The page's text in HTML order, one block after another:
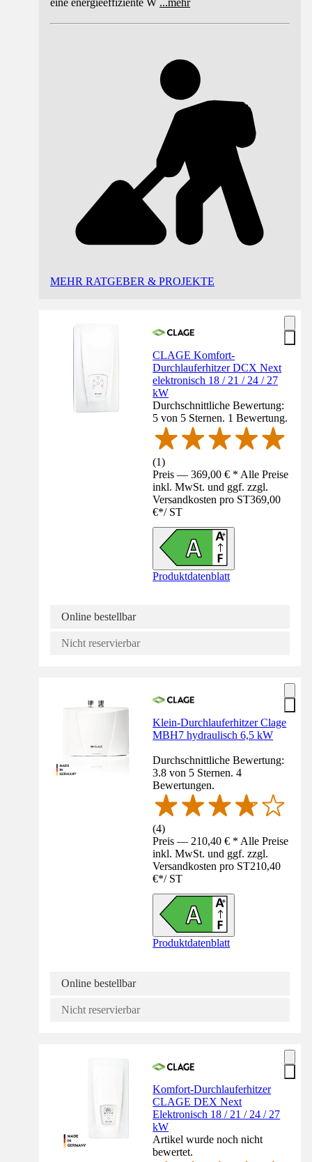
MEHR RATGEBER & PROJEKTE
CLAGE Komfort-
Durchlauferhitzer DCX Next
elektronisch 18 / 21 / 24 / 27
kW
Durchschnittliche Bewertung:
5 von 5 Sternen. 1 Bewertung.
(1)
Preis — 369,00 € * Alle Preise
inkl. MwSt. und ggf. zzgl.
Versandkosten pro ST369,00
€*/ ST
Produktdatenblatt
Online bestellbar
Nicht reservierbar
Klein-Durchlauferhitzer Clage
MBH7 hydraulisch 6,5 kW
Durchschnittliche Bewertung:
3.8 von 5 Sternen. 4
Bewertungen.
(4)
Preis — 210,40 € * Alle Preise
inkl. MwSt. und ggf. zzgl.
Versandkosten pro ST210,40
€*/ ST
Produktdatenblatt
Online bestellbar
Nicht reservierbar
Komfort-Durchlauferhitzer
CLAGE DEX Next
Elektronisch 18 / 21 / 24 / 27
kW
Artikel wurde noch nicht
bewertet.